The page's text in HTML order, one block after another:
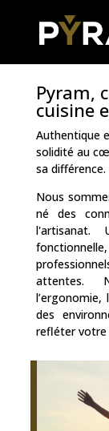
Pyram,
cuisine
Authentique
solidité au
sa différence.
Nous
né des
l'artisanat.
attentes.
des
refléter votre